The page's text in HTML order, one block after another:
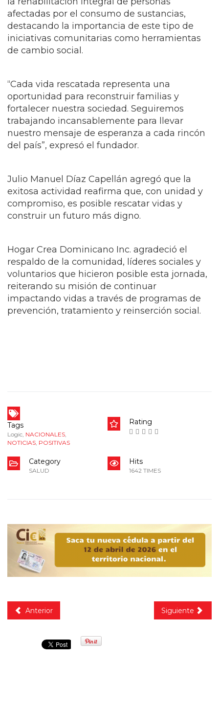
afectadas por el consumo de sustancias,
destacando la importancia de este tipo de
iniciativas comunitarias como herramientas
de cambio social.
“Cada vida rescatada representa una
oportunidad para reconstruir familias y
fortalecer nuestra sociedad. Seguiremos
trabajando incansablemente para llevar
nuestro mensaje de esperanza a cada rincón
del país”, expresó el fundador.
Julio Manuel Díaz Capellán agregó que la
exitosa actividad reafirma que, con unidad y
compromiso, es posible rescatar vidas y
construir un futuro más digno.
Hogar Crea Dominicano Inc. agradeció el
respaldo de la comunidad, líderes sociales y
voluntarios que hicieron posible esta jornada,
reiterando su misión de continuar
impactando vidas a través de programas de
prevención, tratamiento y reinserción social.
Tags
Logic NACIONALES
NOTICIAS POSITIVAS
Rating
Category
SALUD
Hits
1642 TIMES
Anterior Siguiente